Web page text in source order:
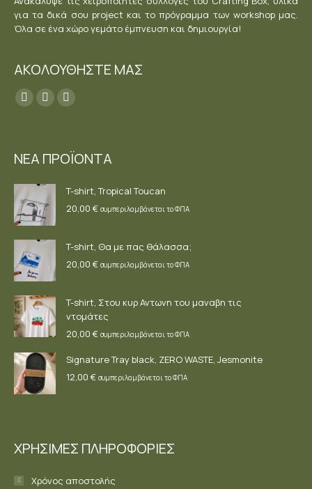
για τα δικά σου project και το πρόγραμμα των workshop μας.
Όλα σε ένα χώρο γεμάτο έμπνευση και δημιουργία!
ΑΚΟΛΟΥΘΗΣΤΕ ΜΑΣ
Find us on:
Facebook
in
window
YouTube
window
Instagram
in
window
ΝΕΑ ΠΡΟΪΟΝΤΑ
T-shirt, Tropical Toucan
20,00 € συμπεριλαμβάνεται το ΦΠΑ
T-shirt, Θα με πας θάλασσα;
20,00 € συμπεριλαμβάνεται το ΦΠΑ
T-shirt, Στου κυρ Αντωνη του μαναβη τις
ντομάτες
20,00 € συμπεριλαμβάνεται το ΦΠΑ
Signature Tray black, ZERO WASTE, Jesmonite
12,00 € συμπεριλαμβάνεται το ΦΠΑ
ΧΡΗΣΙΜΕΣ ΠΛΗΡΟΦΟΡΙΕΣ
Χρόνος αποστολής